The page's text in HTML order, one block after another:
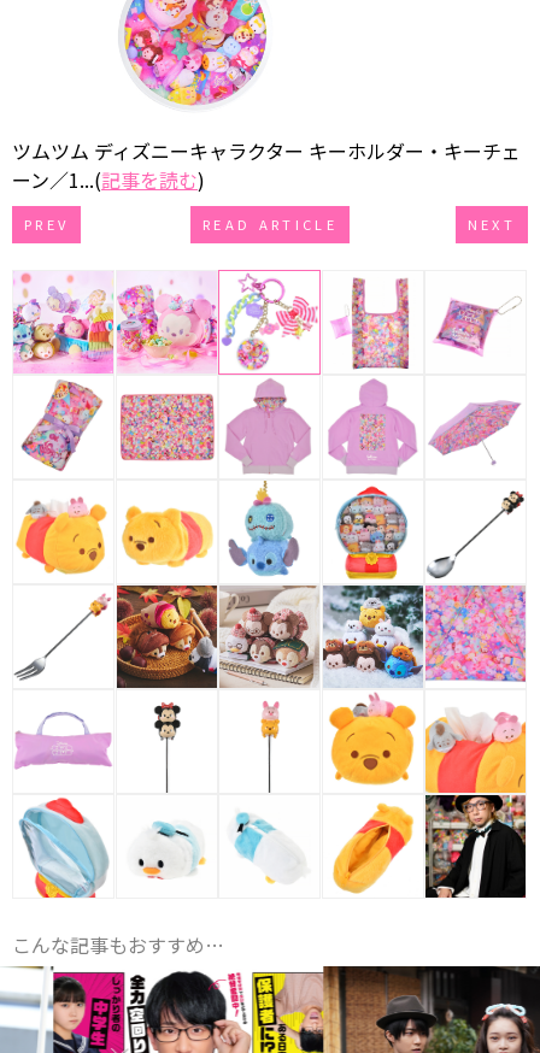
ツムツム ディズニーキャラクター キーホルダー・キーチェ
ーン／1...(記事を読む)
PREV READ ARTICLE NEXT
こんな記事もおすすめ…